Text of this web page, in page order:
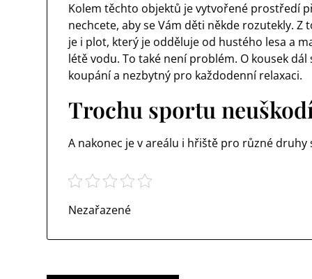
Kolem těchto objektů je vytvořené prostředí
nechcete, aby se Vám děti někde rozutekly.
je i plot, který je odděluje od hustého lesa a
létě vodu. To také není problém. O kousek
koupání a nezbytný pro každodenní relaxaci.
Trochu sportu
A nakonec je v areálu i hřiště pro různé
Nezařazené